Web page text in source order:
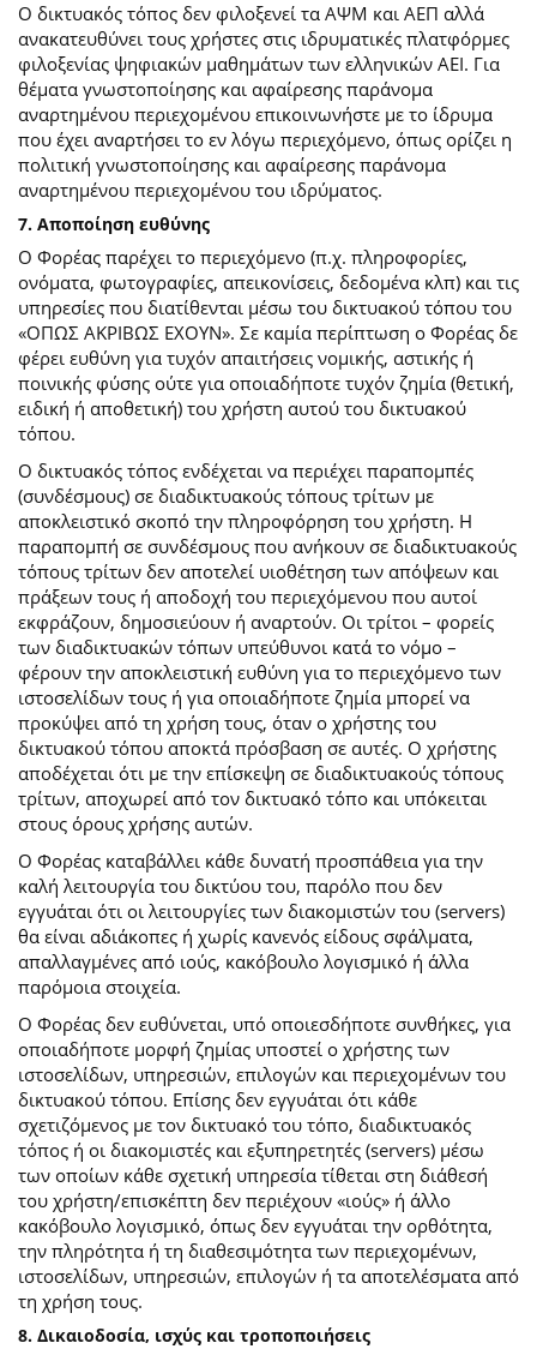
Ο δικτυακός τόπος δεν φιλοξενεί τα ΑΨΜ και ΑΕΠ αλλά
ανακατευθύνει τους χρήστες στις ιδρυματικές πλατφόρμες
φιλοξενίας ψηφιακών μαθημάτων των ελληνικών ΑΕΙ. Για
θέματα γνωστοποίησης και αφαίρεσης παράνομα
αναρτημένου περιεχομένου επικοινωνήστε με το ίδρυμα
που έχει αναρτήσει το εν λόγω περιεχόμενο, όπως ορίζει η
πολιτική γνωστοποίησης και αφαίρεσης παράνομα
αναρτημένου περιεχομένου του ιδρύματος.
7. Αποποίηση ευθύνης
Ο Φορέας παρέχει το περιεχόμενο (π.χ. πληροφορίες,
ονόματα, φωτογραφίες, απεικονίσεις, δεδομένα κλπ) και τις
υπηρεσίες που διατίθενται μέσω του δικτυακού τόπου του
«ΟΠΩΣ ΑΚΡΙΒΩΣ ΕΧΟΥΝ». Σε καμία περίπτωση ο Φορέας δε
φέρει ευθύνη για τυχόν απαιτήσεις νομικής, αστικής ή
ποινικής φύσης ούτε για οποιαδήποτε τυχόν ζημία (θετική,
ειδική ή αποθετική) του χρήστη αυτού του δικτυακού
τόπου.
O δικτυακός τόπος ενδέχεται να περιέχει παραπομπές
(συνδέσμους) σε διαδικτυακούς τόπους τρίτων με
αποκλειστικό σκοπό την πληροφόρηση του χρήστη. Η
παραπομπή σε συνδέσμους που ανήκουν σε διαδικτυακούς
τόπους τρίτων δεν αποτελεί υιοθέτηση των απόψεων και
πράξεων τους ή αποδοχή του περιεχόμενου που αυτοί
εκφράζουν, δημοσιεύουν ή αναρτούν. Οι τρίτοι – φορείς
των διαδικτυακών τόπων υπεύθυνοι κατά το νόμο –
φέρουν την αποκλειστική ευθύνη για το περιεχόμενο των
ιστοσελίδων τους ή για οποιαδήποτε ζημία μπορεί να
προκύψει από τη χρήση τους, όταν ο χρήστης του
δικτυακού τόπου αποκτά πρόσβαση σε αυτές. Ο χρήστης
αποδέχεται ότι με την επίσκεψη σε διαδικτυακούς τόπους
τρίτων, αποχωρεί από τον δικτυακό τόπο και υπόκειται
στους όρους χρήσης αυτών.
Ο Φορέας καταβάλλει κάθε δυνατή προσπάθεια για την
καλή λειτουργία του δικτύου του, παρόλο που δεν
εγγυάται ότι οι λειτουργίες των διακομιστών του (servers)
θα είναι αδιάκοπες ή χωρίς κανενός είδους σφάλματα,
απαλλαγμένες από ιούς, κακόβουλο λογισμικό ή άλλα
παρόμοια στοιχεία.
Ο Φορέας δεν ευθύνεται, υπό οποιεσδήποτε συνθήκες, για
οποιαδήποτε μορφή ζημίας υποστεί ο χρήστης των
ιστοσελίδων, υπηρεσιών, επιλογών και περιεχομένων του
δικτυακού τόπου. Επίσης δεν εγγυάται ότι κάθε
σχετιζόμενος με τον δικτυακό του τόπο, διαδικτυακός
τόπος ή οι διακομιστές και εξυπηρετητές (servers) μέσω
των οποίων κάθε σχετική υπηρεσία τίθεται στη διάθεσή
του χρήστη/επισκέπτη δεν περιέχουν «ιούς» ή άλλο
κακόβουλο λογισμικό, όπως δεν εγγυάται την ορθότητα,
την πληρότητα ή τη διαθεσιμότητα των περιεχομένων,
ιστοσελίδων, υπηρεσιών, επιλογών ή τα αποτελέσματα από
τη χρήση τους.
8. Δικαιοδοσία, ισχύς και τροποποιήσεις